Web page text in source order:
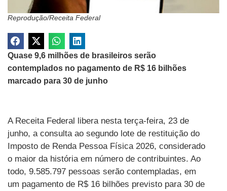
Reprodução/Receita Federal
Quase 9,6 milhões de brasileiros serão
contemplados no pagamento de R$ 16 bilhões
marcado para 30 de junho
A Receita Federal libera nesta terça-feira, 23 de
junho, a consulta ao segundo lote de restituição do
Imposto de Renda Pessoa Física 2026, considerado
o maior da história em número de contribuintes. Ao
todo, 9.585.797 pessoas serão contempladas, em
um pagamento de R$ 16 bilhões previsto para 30 de